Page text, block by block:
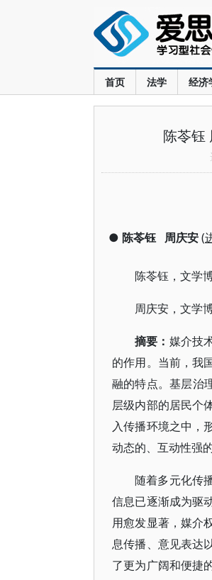
首页 法学 经济
陈苓钰
● 陈苓钰 周庆安(
陈苓钰，文学
周庆安，文学
摘要 ： 媒介技
的作用。当前，我
融的特点。基层治
层级内部的居民个
入传播环境之中，
动态的、互动性强
随着多元化传
信息已逐渐成为驱
用愈发显著，媒介
息传播、意见表达
了更为广阔和便捷